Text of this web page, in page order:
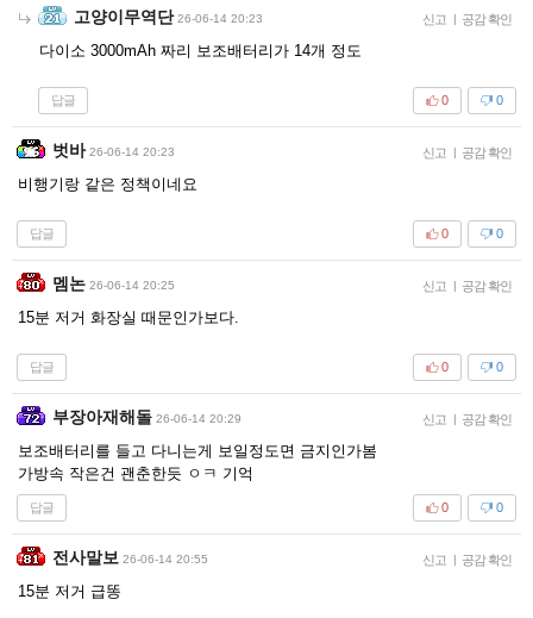
고양이무역단 26-06-14 20:23 신고 | 공감 확인
다이소 3000mAh 짜리 보조배터리가 14개 정도
답글 0
0
벗바 26-06-14 20:23 신고 | 공감 확인
비행기랑 같은 정책이네요
답글 0
0
멤논 26-06-14 20:25 신고 | 공감 확인
15분 저거 화장실 때문인가보다.
답글 0
0
부장아재해돌 26-06-14 20:29 신고 | 공감 확인
보조배터리를 들고 다니는게 보일정도면 금지인가봄
가방속 작은건 괜춘한듯 ㅇㅋ 기억
답글 0
0
전사말보 26-06-14 20:55 신고 | 공감 확인
15분 저거 급똥